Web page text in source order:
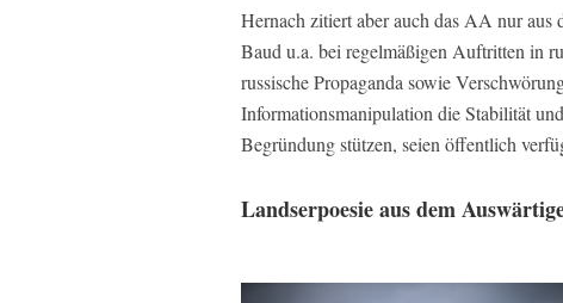
Hernach zitiert aber auch das AA nur aus
Baud u.a. bei regelmäßigen Auftritten in
russische Propaganda sowie
Informationsmanipulation die Stabilität
Begründung stützen, seien öffentlich
Landserpoesie aus dem